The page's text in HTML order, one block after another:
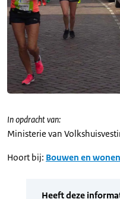
In opdracht van:
Ministerie van
Hoort bij: Bouwen en wonen